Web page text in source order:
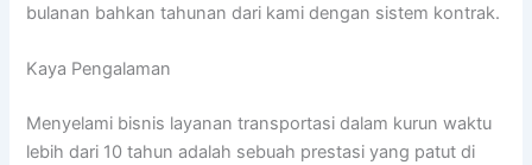
bulanan bahkan tahunan dari kami dengan sistem kontrak.
Kaya Pengalaman
Menyelami bisnis layanan transportasi dalam kurun waktu
lebih dari 10 tahun adalah sebuah prestasi yang patut di